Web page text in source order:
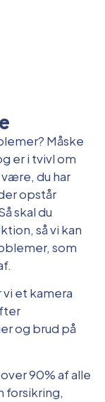
Måske
er i tvivl om
du har
opstår
skal du
så vi kan
som
et kamera
og brud på
90% af alle
forsikring,